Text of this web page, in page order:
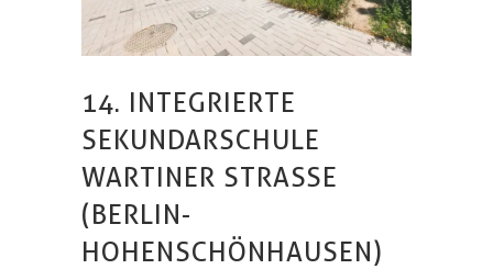
14. INTEGRIERTE
SEKUNDARSCHULE
WARTINER STRASSE (
BERLIN-H
OHENSCHÖNHAUSEN)